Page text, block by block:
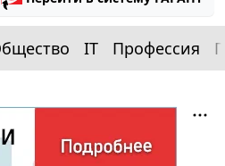
IT Профессия